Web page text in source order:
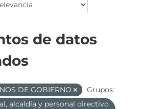
de datos
DE GOBIERNO
Grupos:
alcaldía y personal directivo